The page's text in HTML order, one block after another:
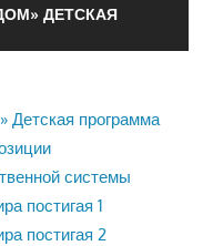
ДЕТСКАЯ
Детская программа
системы
постигая 1
постигая 2